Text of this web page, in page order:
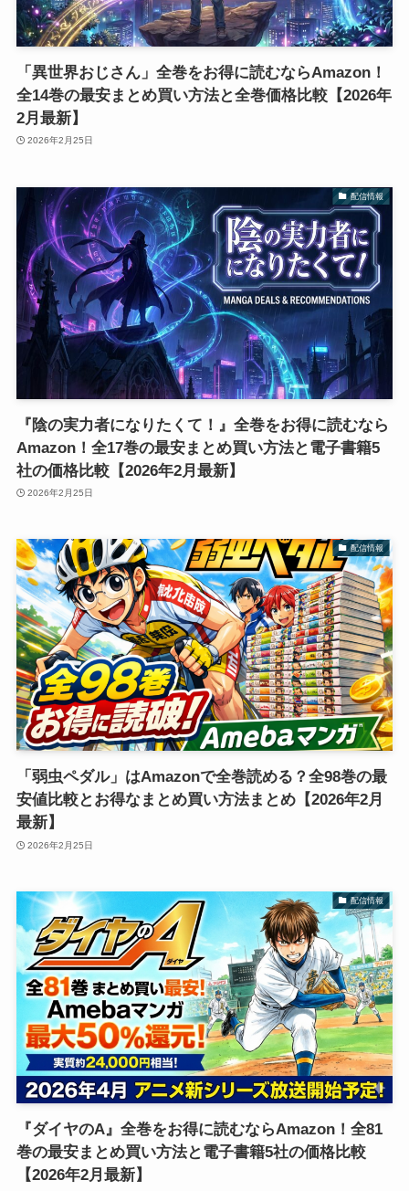
「異世界おじさん」全巻をお得に読むならAmazon！
全14巻の最安まとめ買い方法と全巻価格比較【2026年
2月最新】
2026年2月25日
配信情報
『陰の実力者になりたくて！』全巻をお得に読むなら
Amazon！全17巻の最安まとめ買い方法と電子書籍5
社の価格比較【2026年2月最新】
2026年2月25日
配信情報
「弱虫ペダル」はAmazonで全巻読める？全98巻の最
安値比較とお得なまとめ買い方法まとめ【2026年2月
最新】
2026年2月25日
配信情報
『ダイヤのA』全巻をお得に読むならAmazon！全81
巻の最安まとめ買い方法と電子書籍5社の価格比較
【2026年2月最新】